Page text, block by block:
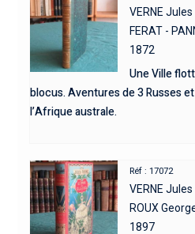
VERNE Jules
FERAT -
1872
Une Ville
blocus. Aventures de 3 Russes
l’Afrique australe.
Réf : 17072
VERNE Jules
ROUX
1897